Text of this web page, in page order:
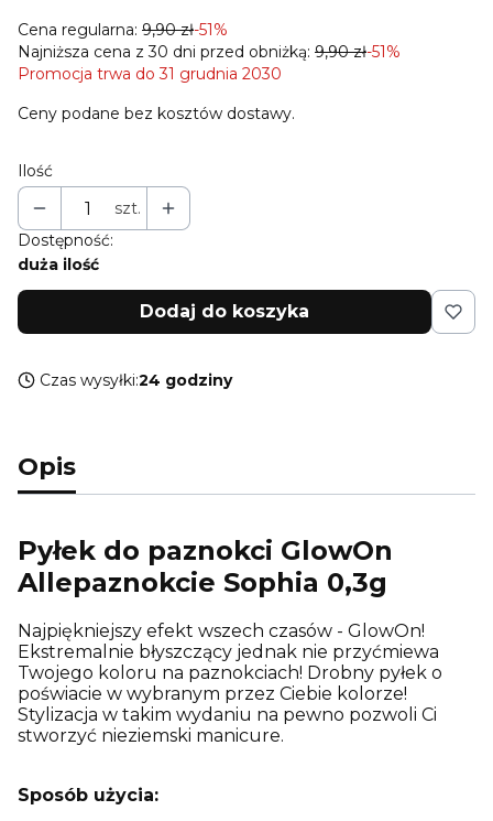
Cena regularna: 9,90 zł-51%
Najniższa cena z 30 dni przed obniżką: 9,90 zł-51%
Promocja trwa do 31 grudnia 2030
Ceny podane bez kosztów dostawy.
Ilość
szt.
Dostępność:
duża ilość
Dodaj do koszyka
Czas wysyłki:24 godziny
Opis
Pyłek do paznokci GlowOn
Allepaznokcie Sophia 0,3g
Najpiękniejszy efekt wszech czasów - GlowOn!
Ekstremalnie błyszczący jednak nie przyćmiewa
Twojego koloru na paznokciach! Drobny pyłek o
poświacie w wybranym przez Ciebie kolorze!
Stylizacja w takim wydaniu na pewno pozwoli Ci
stworzyć nieziemski manicure.
Sposób użycia: